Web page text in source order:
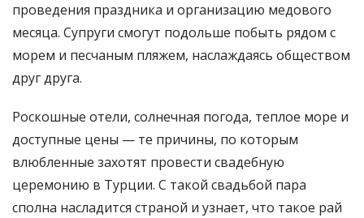
проведения праздника и организацию медового
месяца. Супруги смогут подольше побыть рядом с
морем и песчаным пляжем, наслаждаясь обществом
друг друга.
Роскошные отели, солнечная погода, теплое море и
доступные цены — те причины, по которым
влюбленные захотят провести свадебную
церемонию в Турции. С такой свадьбой пара
сполна насладится страной и узнает, что такое рай